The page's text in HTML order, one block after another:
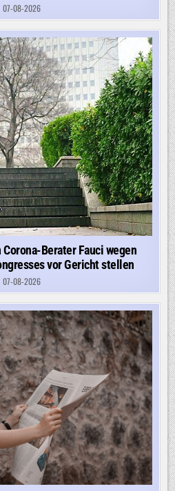
07-08-2026
Berater Fauci wegen
vor Gericht stellen
07-08-2026